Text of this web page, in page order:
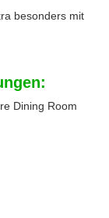
besonders mit
Dining Room